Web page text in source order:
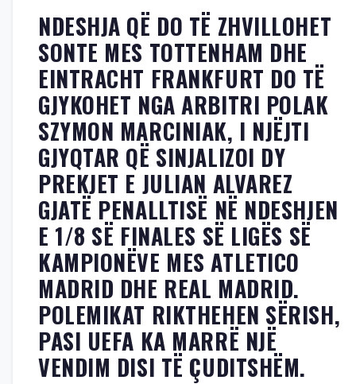
NDESHJA QË DO TË ZHVILLOHET
SONTE MES TOTTENHAM DHE
EINTRACHT FRANKFURT DO TË
GJYKOHET NGA ARBITRI POLAK
SZYMON MARCINIAK, I NJËJTI
GJYQTAR QË SINJALIZOI DY
PREKJET E JULIAN ALVAREZ
GJATË PENALLTISË NË NDESHJEN
E 1/8 SË FINALES SË LIGËS SË
KAMPIONËVE MES ATLETICO
MADRID DHE REAL MADRID.
POLEMIKAT RIKTHEHEN SËRISH,
PASI UEFA KA MARRË NJË
VENDIM DISI TË ÇUDITSHËM.